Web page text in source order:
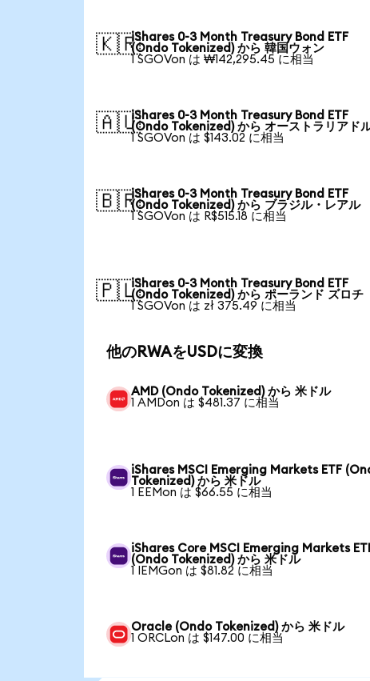
🇰🇷iShares 0-3 Month Treasury Bond ETF
(Ondo Tokenized) から 韓国ウォン
1 SGOVon は ₩142,295.45 に相当
🇦🇺iShares 0-3 Month Treasury Bond ETF
(Ondo Tokenized) から オーストラリアド
1 SGOVon は $143.02 に相当
🇧🇷iShares 0-3 Month Treasury Bond ETF
(Ondo Tokenized) から ブラジル・レアル
1 SGOVon は R$515.18 に相当
🇵🇱iShares 0-3 Month Treasury Bond ETF
(Ondo Tokenized) から ポーランド ズロチ
1 SGOVon は zł 375.49 に相当
他のRWAをUSDに変換
AMD (Ondo Tokenized) から 米ドル
1 AMDon は $481.37 に相当
iShares MSCI Emerging Markets ETF
Tokenized) から 米ドル
1 EEMon は $66.55 に相当
iShares Core MSCI Emerging Markets
(Ondo Tokenized) から 米ドル
1 IEMGon は $81.82 に相当
Oracle (Ondo Tokenized) から 米ドル
1 ORCLon は $147.00 に相当